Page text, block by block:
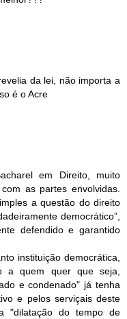
da lei, não importa a
é o Acre
em Direito, muito
as partes envolvidas.
a questão do direito
democrático”,
defendido e garantido
instituição democrática,
a quem quer que seja,
e condenado" já tenha
e pelos serviçais deste
"dilatação do tempo de